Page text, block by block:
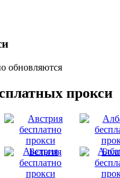
обновляются
прокси
Австрия